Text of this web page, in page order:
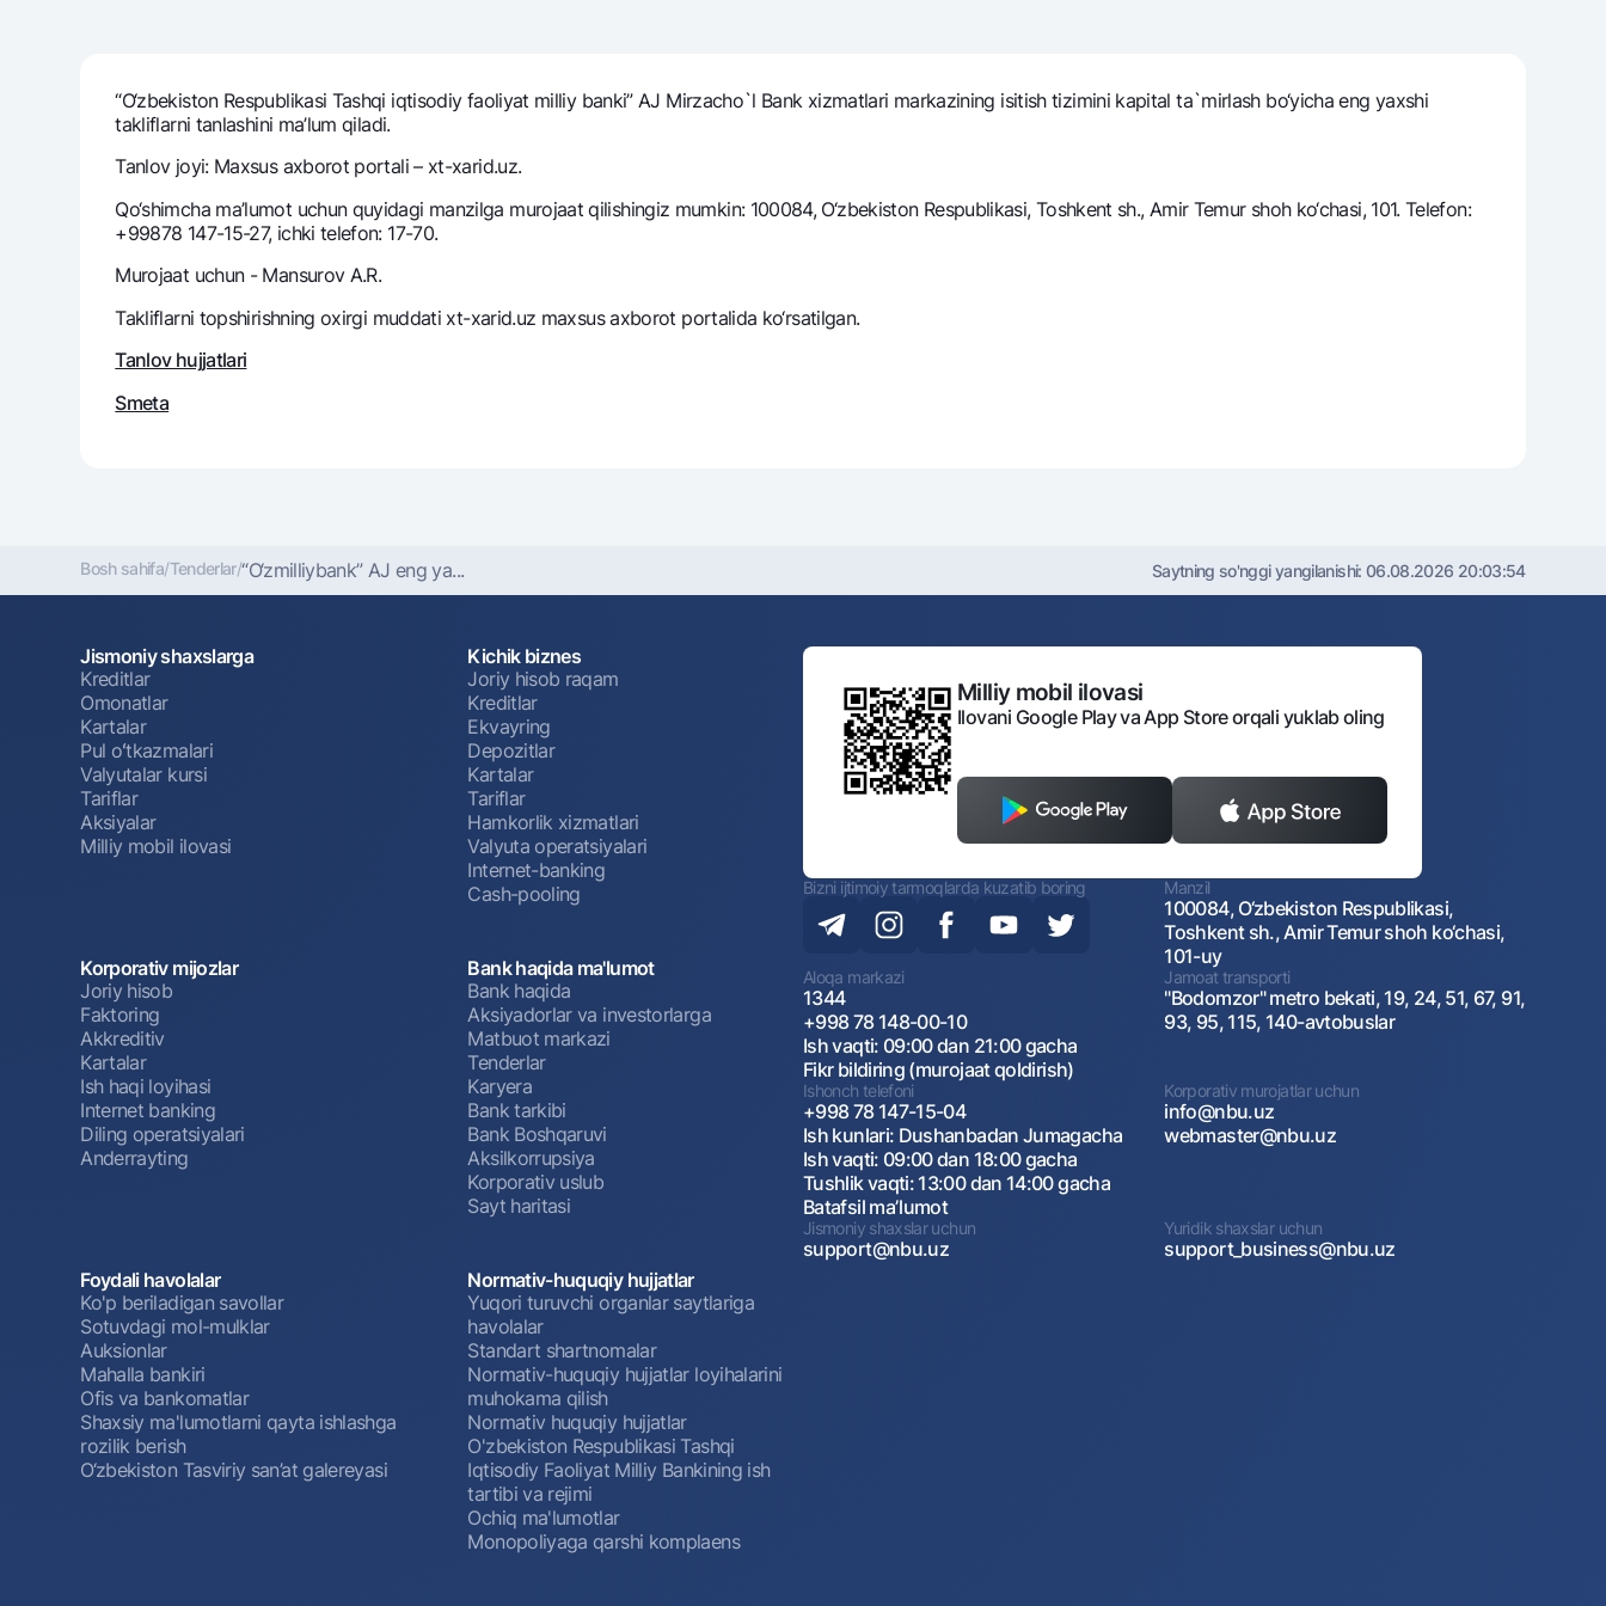
Pul oʻtkazmalari Valyutalar kursi
Eskrou hisobvarag‘i
Tariflar
Ko'p beriladigan savollar
Sayt bo‘yicha qidiring
Foydali havolalar
Ko'p beriladigan savollar
“O‘zbekiston Respublikasi Tashqi iqtisodiy faoliyat milliy banki” AJ Mirzacho`l Bank xizmatlari markazining isitish tizimini kapital ta`mirlash bo‘yicha eng yaxshi
takliflarni tanlashini ma’lum qiladi.
Tanlov joyi: Maxsus axborot portali – xt-xarid.uz.
Qo‘shimcha ma’lumot uchun quyidagi manzilga murojaat qilishingiz mumkin: 100084, O‘zbekiston Respublikasi, Toshkent sh., Amir Temur shoh ko‘chasi, 101. Telefon:
+99878 147-15-27, ichki telefon: 17-70.
Murojaat uchun - Mansurov A.R.
Takliflarni topshirishning oxirgi muddati xt-xarid.uz maxsus axborot portalida ko‘rsatilgan.
Tanlov hujjatlari
Smeta
Bosh sahifa/Tenderlar/“O‘zmilliybank” AJ eng ya... Saytning so'nggi yangilanishi: 06.08.2026 20:03:54
Jismoniy shaxslarga
Kreditlar
Omonatlar
Kartalar
Pul oʻtkazmalari
Valyutalar kursi
Tariflar
Aksiyalar
Milliy mobil ilovasi
Kichik biznes
Joriy hisob raqam
Kreditlar
Ekvayring
Depozitlar
Kartalar
Tariflar
Hamkorlik xizmatlari
Valyuta operatsiyalari
Internet-banking
Cash-pooling
Korporativ mijozlar
Joriy hisob
Faktoring
Akkreditiv
Kartalar
Ish haqi loyihasi
Internet banking
Diling operatsiyalari
Anderrayting
Bank haqida ma'lumot
Bank haqida
Aksiyadorlar va investorlarga
Matbuot markazi
Tenderlar
Karyera
Bank tarkibi
Bank Boshqaruvi
Aksilkorrupsiya
Korporativ uslub
Sayt haritasi
Foydali havolalar
Ko'p beriladigan savollar
Sotuvdagi mol-mulklar
Auksionlar
Mahalla bankiri
Ofis va bankomatlar
Shaxsiy ma'lumotlarni qayta ishlashga
rozilik berish
O‘zbekiston Tasviriy san’at galereyasi
Normativ-huquqiy hujjatlar
Yuqori turuvchi organlar saytlariga
havolalar
Standart shartnomalar
Normativ-huquqiy hujjatlar loyihalarini
muhokama qilish
Normativ huquqiy hujjatlar
O'zbekiston Respublikasi Tashqi
Iqtisodiy Faoliyat Milliy Bankining ish
tartibi va rejimi
Ochiq ma'lumotlar
Monopoliyaga qarshi komplaens
Milliy mobil ilovasi
Ilovani Google Play va App Store orqali yuklab oling
Bizni ijtimoiy tarmoqlarda kuzatib boring Manzil
100084, O‘zbekiston Respublikasi,
Toshkent sh., Amir Temur shoh ko‘chasi,
101-uy
Aloqa markazi
1344
+998 78 148-00-10
Ish vaqti: 09:00 dan 21:00 gacha
Fikr bildiring (murojaat qoldirish)
Jamoat transporti
"Bodomzor" metro bekati, 19, 24, 51, 67, 91,
93, 95, 115, 140-avtobuslar
Ishonch telefoni
+998 78 147-15-04
Ish kunlari: Dushanbadan Jumagacha
Ish vaqti: 09:00 dan 18:00 gacha
Tushlik vaqti: 13:00 dan 14:00 gacha
Batafsil maʼlumot
Korporativ murojatlar uchun
info@nbu.uz
webmaster@nbu.uz
Jismoniy shaxslar uchun
support@nbu.uz
Yuridik shaxslar uchun
support_business@nbu.uz